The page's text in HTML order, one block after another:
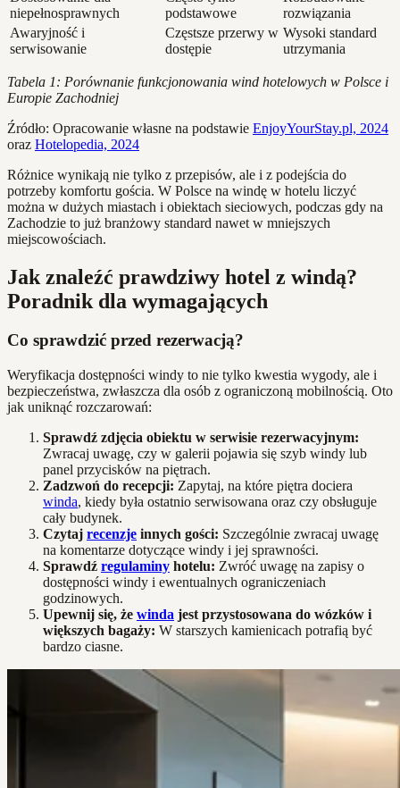
niepełnosprawnych
podstawowe
rozwiązania
Awaryjność i
serwisowanie
Częstsze przerwy w
dostępie
Wysoki standard
utrzymania
Tabela 1: Porównanie funkcjonowania wind hotelowych w Polsce i
Europie Zachodniej
Źródło: Opracowanie własne na podstawie EnjoyYourStay.pl, 2024
oraz Hotelopedia, 2024
Różnice wynikają nie tylko z przepisów, ale i z podejścia do
potrzeby komfortu gościa. W Polsce na windę w hotelu liczyć
można w dużych miastach i obiektach sieciowych, podczas gdy na
Zachodzie to już branżowy standard nawet w mniejszych
miejscowościach.
Jak znaleźć prawdziwy hotel z windą?
Poradnik dla wymagających
Co sprawdzić przed rezerwacją?
Weryfikacja dostępności windy to nie tylko kwestia wygody, ale i
bezpieczeństwa, zwłaszcza dla osób z ograniczoną mobilnością. Oto
jak uniknąć rozczarowań:
Sprawdź zdjęcia obiektu w serwisie rezerwacyjnym:
Zwracaj uwagę, czy w galerii pojawia się szyb windy lub
panel przycisków na piętrach.
Zadzwoń do recepcji: Zapytaj, na które piętra dociera
winda, kiedy była ostatnio serwisowana oraz czy obsługuje
cały budynek.
Czytaj recenzje innych gości: Szczególnie zwracaj uwagę
na komentarze dotyczące windy i jej sprawności.
Sprawdź regulaminy hotelu: Zwróć uwagę na zapisy o
dostępności windy i ewentualnych ograniczeniach
godzinowych.
Upewnij się, że winda jest przystosowana do wózków i
większych bagaży: W starszych kamienicach potrafią być
bardzo ciasne.